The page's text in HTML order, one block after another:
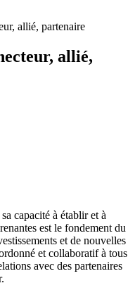
allié, partenaire
allié,
capacité à établir et à
est le fondement du
et de nouvelles
et collaboratif à tous
avec des partenaires